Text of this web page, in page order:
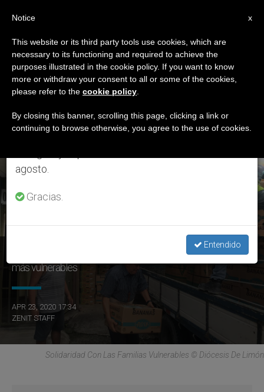
ETIQUETA
Posts Tagged
‘Emergencia Nacional’
ÚLTIMAS NOTICIAS
COVID-19: La Iglesia de Costa Rica, cercana a las familias
más vulnerables
APR 23, 2020 17:34
ZENIT STAFF
Solidaridad Con Las Familias Vulnerables © Diócesis De Limón
×
Aviso importante
Del 27 de julio al 7 de agosto haremos la pausa
anual, aprovechando que en el periodo de verano
se generan menos informaciones y también el
agosto.
Gracias.
Entendido
x
Notice
This website or its third party tools use cookies, which are
necessary to its functioning and required to achieve the
purposes illustrated in the cookie policy. If you want to know
more or withdraw your consent to all or some of the cookies,
please refer to the cookie policy
By closing this banner, scrolling this page, clicking a link or
continuing to browse otherwise, you agree to the use of cookies.